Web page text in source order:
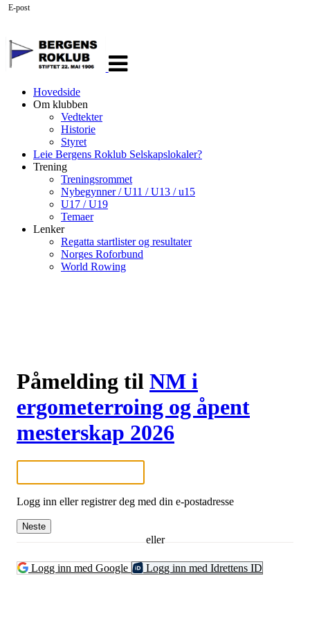
navigasjon
Hovedside
Om klubben
Vedtekter
Historie
Styret
Leie Bergens Roklub Selskapslokaler?
Trening
Treningsrommet
Nybegynner / U11 / U13 / u15
U17 / U19
Temaer
Lenker
Regatta startlister og resultater
Norges Roforbund
World Rowing
Påmelding til NM i
ergometerroing og åpent
mesterskap 2026
E-post
Logg inn eller registrer deg med din e-postadresse
Neste
eller
Logg inn med Google Logg inn med Idrettens ID